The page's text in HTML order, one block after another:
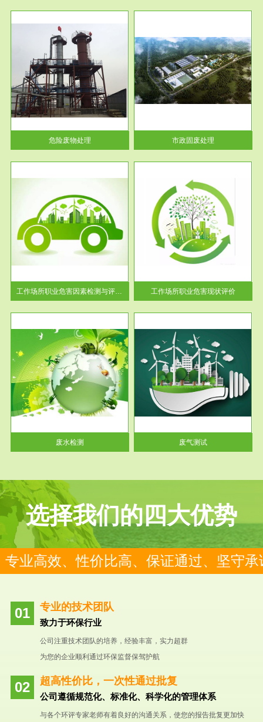
危险废物处理
服务范围
市政固废处理
蔚蓝生态环境科技所从事的市政
废物处理业务包括市政废物的处
理处...
市政固废处理
工作场所职业危害因素检测与评价...
服务范围
工作场所职业危害现状评价
【现状评价意义】：具体因素---
-通过质谱分析等多种手段明确
工作场...
工作场所职业危害现状评价
废水检测
服务范围
废气测试
检测范围工业废气检测包括有机
废气和无机废气。有机废气主要
包括...
废气测试
选择我们的四大优势
专业高效、性价比高、保证通过、坚守承
专业的技术团队
致力于环保行业
公司注重技术团队的培养，经验丰富，实力超群
为您的企业顺利通过环保监督保驾护航
超高性价比，一次性通过批复
公司遵循规范化、标准化、科学化的管理体系
与各个环评专家老师有着良好的沟通关系，使您的报告批复更加快